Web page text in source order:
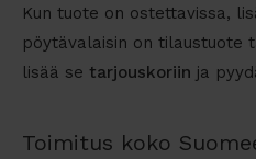
Kun tuote on ostettavissa,
pöytävalaisin on tilaustuote
lisää se tarjouskoriin ja
Toimitus koko